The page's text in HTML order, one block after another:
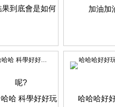
哈哈 科學好好... 哈哈哈好好